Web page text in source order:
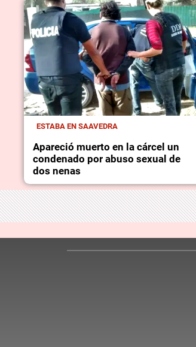
ESTABA EN SAAVEDRA
Apareció muerto en la cárcel un
condenado por abuso sexual de
dos nenas